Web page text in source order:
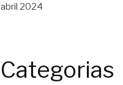
abril 2024
Categorias